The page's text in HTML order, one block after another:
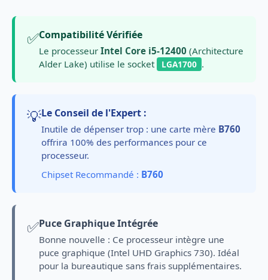
✅Compatibilité Vérifiée
Le processeur Intel Core i5-12400 (Architecture
Alder Lake) utilise le socket
LGA1700 .
💡Le Conseil de l'Expert :
Inutile de dépenser trop : une carte mère B760
offrira 100% des performances pour ce
processeur.
Chipset Recommandé : B760
✅Puce Graphique Intégrée
Bonne nouvelle : Ce processeur intègre une
puce graphique (Intel UHD Graphics 730). Idéal
pour la bureautique sans frais supplémentaires.